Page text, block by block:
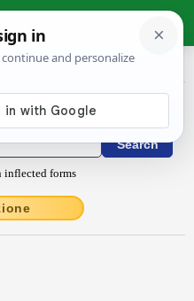
Dictionary
inflected forms